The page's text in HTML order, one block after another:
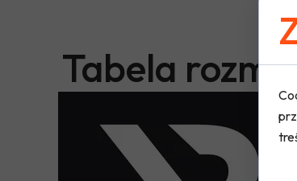
Tabela